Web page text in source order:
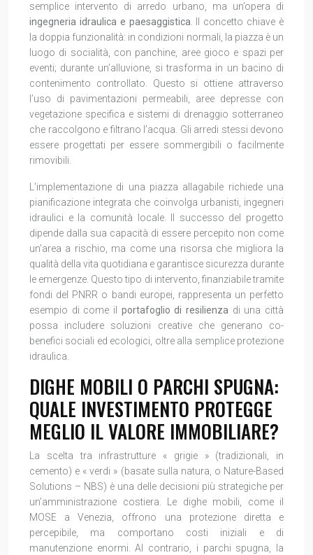
semplice intervento di arredo urbano, ma un’opera di
ingegneria idraulica e paesaggistica. Il concetto chiave è
la doppia funzionalità: in condizioni normali, la piazza è un
luogo di socialità, con panchine, aree gioco e spazi per
eventi; durante un’alluvione, si trasforma in un bacino di
contenimento controllato. Questo si ottiene attraverso
l’uso di pavimentazioni permeabili, aree depresse con
vegetazione specifica e sistemi di drenaggio sotterraneo
che raccolgono e filtrano l’acqua. Gli arredi stessi devono
essere progettati per essere sommergibili o facilmente
rimovibili.
L’implementazione di una piazza allagabile richiede una
pianificazione integrata che coinvolga urbanisti, ingegneri
idraulici e la comunità locale. Il successo del progetto
dipende dalla sua capacità di essere percepito non come
un’area a rischio, ma come una risorsa che migliora la
qualità della vita quotidiana e garantisce sicurezza durante
le emergenze. Questo tipo di intervento, finanziabile tramite
fondi del PNRR o bandi europei, rappresenta un perfetto
esempio di come il portafoglio di resilienza di una città
possa includere soluzioni creative che generano co-
benefici sociali ed ecologici, oltre alla semplice protezione
idraulica.
DIGHE MOBILI O PARCHI SPUGNA:
QUALE INVESTIMENTO PROTEGGE
MEGLIO IL VALORE IMMOBILIARE?
La scelta tra infrastrutture « grigie » (tradizionali, in
cemento) e « verdi » (basate sulla natura, o Nature-Based
Solutions – NBS) è una delle decisioni più strategiche per
un’amministrazione costiera. Le dighe mobili, come il
MOSE a Venezia, offrono una protezione diretta e
percepibile, ma comportano costi iniziali e di
manutenzione enormi. Al contrario, i parchi spugna, la